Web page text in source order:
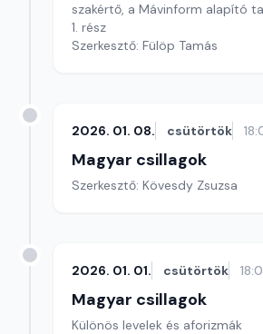
szakértő, a Mávinform alapító
1. rész
Szerkesztő: Fülöp Tamás
2026. 01. 08. csütörtök
Magyar csillagok
Szerkesztő: Kövesdy Zsuzsa
2026. 01. 01. csütörtök
Magyar csillagok
Különös levelek és aforizmák